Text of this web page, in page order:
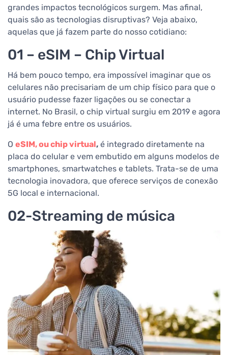
grandes impactos tecnológicos surgem. Mas afinal,
quais são as tecnologias disruptivas? Veja abaixo,
aquelas que já fazem parte do nosso cotidiano:
01 – eSIM – Chip Virtual
Há bem pouco tempo, era impossível imaginar que os
celulares não precisariam de um chip físico para que o
usuário pudesse fazer ligações ou se conectar a
internet. No Brasil, o chip virtual surgiu em 2019 e agora
já é uma febre entre os usuários.
O eSIM, ou chip virtual, é integrado diretamente na
placa do celular e vem embutido em alguns modelos de
smartphones, smartwatches e tablets. Trata-se de uma
tecnologia inovadora, que oferece serviços de conexão
5G local e internacional.
02-Streaming de música